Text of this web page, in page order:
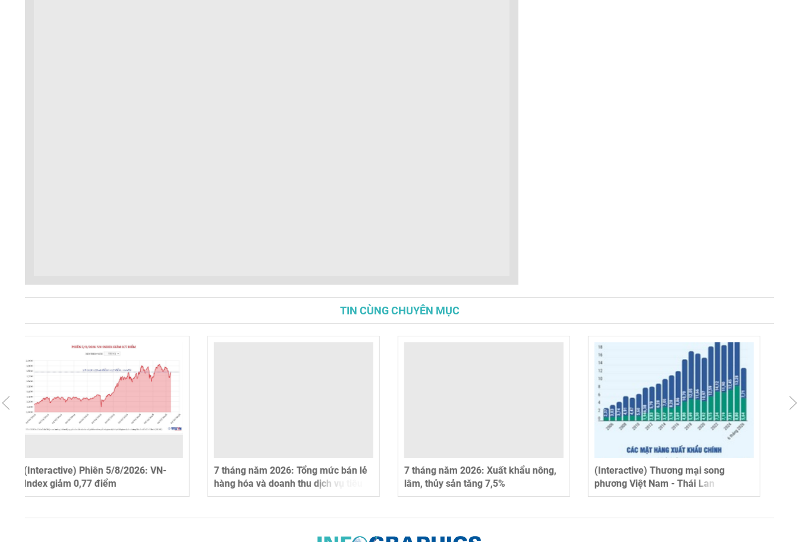
TIN CÙNG CHUYÊN MỤC
(Interactive) Thương mại song
phương Việt Nam - Thái Lan
(Interactive) Tỷ giá tham khảo giữa
Đồng Việt Nam và một số ngoại tệ
ngày 6/8/2026
7 tháng năm 2026: Tổng mức bán lẻ
hàng hóa và doanh thu dịch vụ tiêu
dùng tăng 13,1%
7 tháng năm 2026: Xuất khẩu nông,
lâm, thủy sản tăng 7,5%